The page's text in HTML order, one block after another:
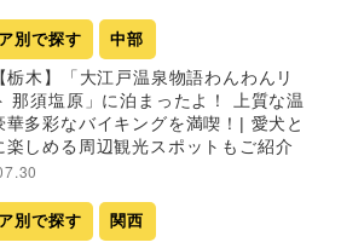
別で探す 中部
栃木】「大江戸温泉物語わんわんリ
那須塩原」に泊まったよ！ 上質な温
華多彩なバイキングを満喫！| 愛犬と
楽しめる周辺観光スポットもご紹介
別で探す 関西